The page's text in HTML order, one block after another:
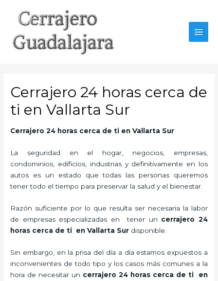
contenido
Cerrajero 24 horas cerca de
ti en Vallarta Sur
Cerrajero 24 horas cerca de ti en Vallarta Sur
La seguridad en el hogar, negocios, empresas,
condominios, edificios, industrias y definitivamente en los
autos es un estado que todas las personas queremos
tener todo el tiempo para preservar la salud y el bienestar.
Razón suficiente por lo que resulta ser necesaria la labor
de empresas especializadas en tener un cerrajero 24
horas cerca de ti en Vallarta Sur disponible.
Sin embargo, en la prisa del día a día estamos expuestos a
inconvenientes de todo tipo y los casos más comunes a la
hora de necesitar un cerrajero 24 horas cerca de ti en